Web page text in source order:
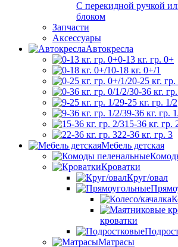
С перекидной ручкой
блоком
Запчасти
Аксессуары
Автокресла
0-13 кг. гр. 0+
0-18 кг. 0+/1
0-25 кг.
0-36 кг.
9-25 кг. гр. 1/2
9-36 кг. гр.
15-36 кг. гр.
22-36 кг. гр. 3
Мебель детская
Кроватки
Круг/овал
кроватки
Матрасы